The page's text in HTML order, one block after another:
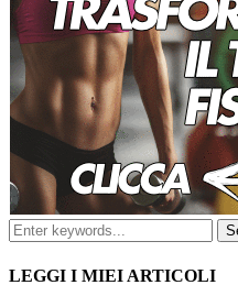
LEGGI I MIEI ARTICOLI